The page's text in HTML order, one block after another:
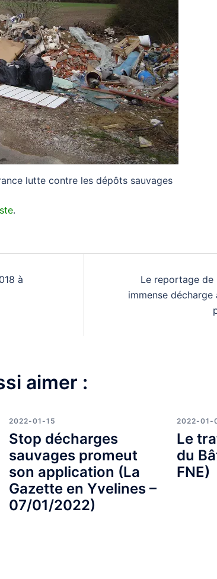
lutte contre les dépôts sauvages
.
à
Le reportage de
immense
aimer :
2022-01-15
Stop décharges
sauvages promeut
son application (La
Gazette en Yvelines –
07/01/2022)
2022-01-
Le
du
FNE)